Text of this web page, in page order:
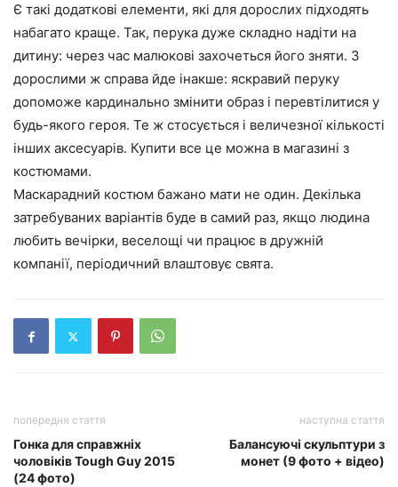
Є такі додаткові елементи, які для дорослих підходять
набагато краще. Так, перука дуже складно надіти на
дитину: через час малюкові захочеться його зняти. З
дорослими ж справа йде інакше: яскравий перуку
допоможе кардинально змінити образ і перевтілитися у
будь-якого героя. Те ж стосується і величезної кількості
інших аксесуарів. Купити все це можна в магазині з
костюмами.
Маскарадний костюм бажано мати не один. Декілька
затребуваних варіантів буде в самий раз, якщо людина
любить вечірки, веселощі чи працює в дружній
компанії, періодичний влаштовує свята.
попередня стаття
Гонка для справжніх
чоловіків Tough Guy 2015
(24 фото)
наступна стаття
Балансуючі скульптури з
монет (9 фото + відео)